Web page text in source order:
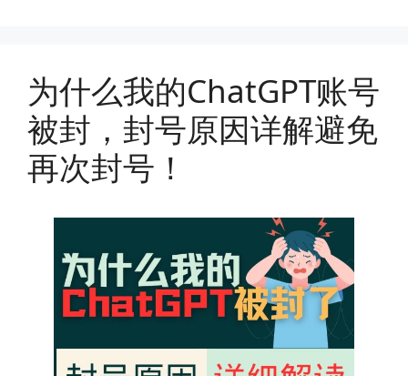
为什么我的ChatGPT账号
被封，封号原因详解避免
再次封号！